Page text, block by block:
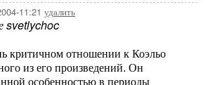
11:21 удалить
svetlychoc
критичном отношении к Коэльо
из его произведений. Он
особенностью в периоды